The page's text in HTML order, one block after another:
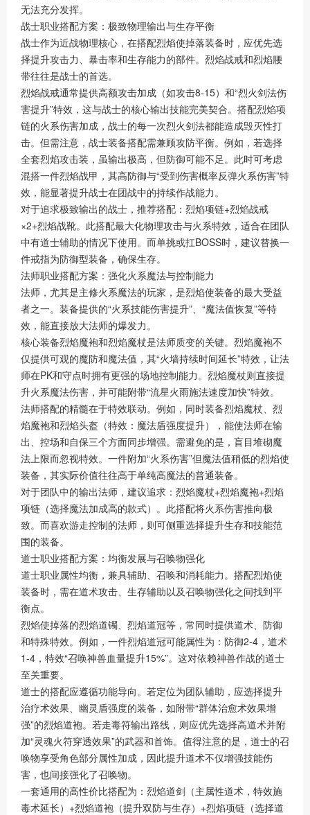
无法充分发挥。
战士职业搭配方案：极致物理输出与生存平衡
战士作为近战物理核心，在搭配烈焰使掉落装备时，应优先选
择提升攻击力、暴击率和生存能力的部件。烈焰战戒和烈焰腰
带往往是战士的首选。
烈焰战戒通常提供高额攻击加成（如攻击8-15）和“烈火剑法伤
害提升”特效，这与战士的核心输出技能完美契合。搭配烈焰项
链的火系伤害加成，战士的每一次烈火剑法都能造成毁灭性打
击。但需注意，战士装备搭配需兼顾攻防平衡。例如，若选择
全套烈焰攻击装，虽输出极高，但防御可能不足。此时可考虑
混搭一件烈焰战甲，其高防御与“受到伤害概率反弹火系伤害”特
效，能显著提升战士在团战中的持续作战能力。
对于追求极致输出的战士，推荐搭配：烈焰项链+烈焰战戒
×2+烈焰战靴。此搭配最大化物理攻击与火系特效，适合在团队
中有道士辅助的情况下使用。而单挑或扛BOSS时，建议替换一
件戒指为防御型装备，确保生存。
法师职业搭配方案：强化火系魔法与控制能力
法师，尤其是主修火系魔法的玩家，是烈焰使装备的最大受益
者之一。装备提供的“火系技能伤害提升”、“魔法值恢复”等特
效，能直接放大法师的爆发力。
核心装备烈焰魔袍和烈焰魔杖是法师质变的关键。烈焰魔袍不
仅提供可观的魔防和魔法值，其“火墙持续时间延长”特效，让法
师在PK和守点时拥有更强的场地控制能力。烈焰魔杖则直接提
升火系魔法伤害，并可能附带“流星火雨施法速度加快”特效。
法师搭配的精髓在于特效联动。例如，同时装备烈焰魔杖、烈
焰魔袍和烈焰头盔（特效：魔法盾强度提升），能使法师在输
出、控场和自保三个方面同步增强。需避免的是，盲目堆砌魔
法上限而忽视特效。一件附加“火系伤害”但魔法值稍低的烈焰使
装备，其实际价值往往高于单纯高魔法的普通装备。
对于团队中的输出法师，建议追求：烈焰魔杖+烈焰魔袍+烈焰
项链（选择魔法加成高的款式）。此搭配将火系伤害推向极
致。而喜欢游走控制的法师，则可侧重选择提升生存和技能范
围的装备。
道士职业搭配方案：均衡发展与召唤物强化
道士职业属性均衡，兼具辅助、召唤和消耗能力。搭配烈焰使
装备时，需在道术攻击、生存辅助以及召唤物强化之间找到平
衡点。
烈焰使掉落的烈焰道镯、烈焰道冠等，常同时提供道术、防御
和特殊特效。例如，一件烈焰道冠可能属性为：防御2-4，道术
1-4，特效“召唤神兽血量提升15%”。这对依赖神兽作战的道士
至关重要。
道士的搭配应遵循功能导向。若定位为团队辅助，应选择提升
治疗术效果、幽灵盾强度的装备，如附带“群体治愈术效果增
强”的烈焰道袍。若走毒符输出路线，则应优先选择高道术并附
加“灵魂火符穿透效果”的武器和首饰。值得注意的是，道士的召
唤物享受角色部分属性加成，因此提升道术不仅增强技能伤
害，也间接强化了召唤物。
一套通用的高性价比搭配为：烈焰道剑（主属性道术，特效施
毒术延长）+烈焰道袍（提升双防与生存）+烈焰项链（选择道